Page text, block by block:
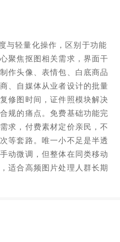
与轻量化操作，区别于功能
聚焦抠图相关需求，界面干
作头像、表情包、白底商品
、自媒体从业者设计的批量
修图时间，证件照模块解决
规的痛点。免费基础功能完
求，付费素材定价亲民，不
等套路。唯一小不足是半透
动微调，但整体在同类移动
适合高频图片处理人群长期